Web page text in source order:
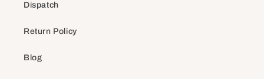
Dispatch
Return Policy
Blog